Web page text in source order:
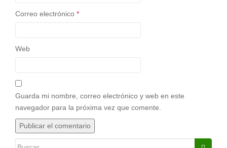
Correo electrónico *
Web
Guarda mi nombre, correo electrónico y web en este
navegador para la próxima vez que comente.
Buscar: